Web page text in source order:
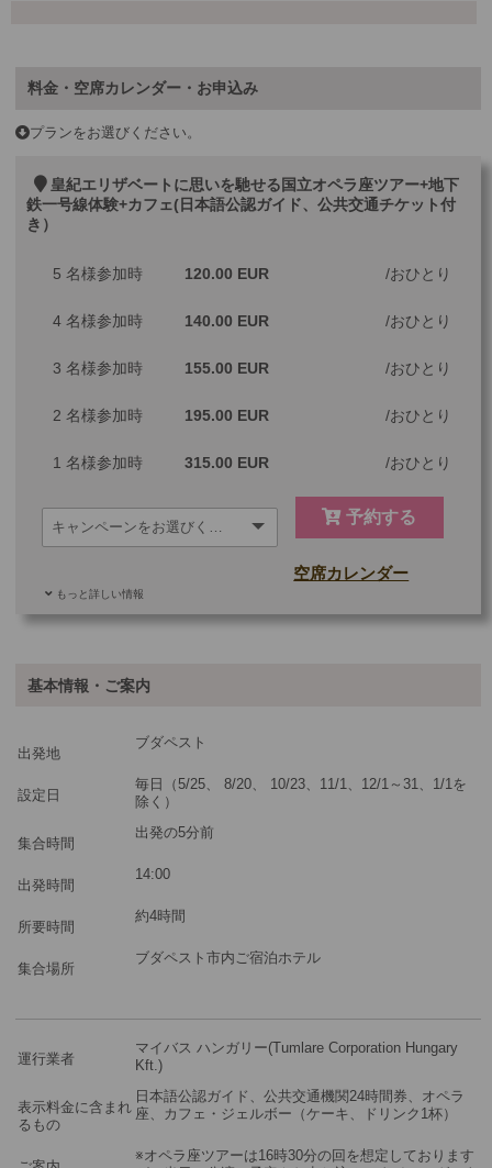
料金・空席カレンダー・お申込み
プランをお選びください。
皇紀エリザベートに思いを馳せる国立オペラ座ツアー+地下
鉄一号線体験+カフェ(日本語公認ガイド、公共交通チケット付
き）
5 名様参加時 120.00 EUR おひとり
4 名様参加時 140.00 EUR おひとり
3 名様参加時 155.00 EUR おひとり
2 名様参加時 195.00 EUR おひとり
1 名様参加時 315.00 EUR おひとり
予約する
もっと詳しい情報
空席カレンダー
ツアーコード
基本情報・ご案内
出発地
ブダペスト
設定日
毎日（5/25、 8/20、 10/23、11/1、12/1～31、1/1を
除く）
集合時間
出発の5分前
出発時間
14:00
所要時間
約4時間
集合場所
ブダペスト市内ご宿泊ホテル
運行業者
マイバス ハンガリー(Tumlare Corporation Hungary
Kft.)
表示料金に含まれ
るもの
日本語公認ガイド、公共交通機関24時間券、オペラ
座、カフェ・ジェルボー（ケーキ、ドリンク1杯）
※オペラ座ツアーは16時30分の回を想定しております